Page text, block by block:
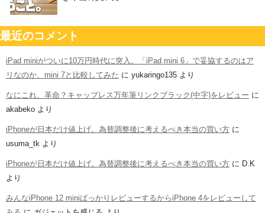
最近のコメント
iPad miniがついに10万円時代に突入。「iPad mini 6」で妥協するのはア
リなのか、mini 7と比較してみた に yukaringo135 より
なにこれ、革命？キャップレス万年筆リンクブラック(中字)をレビュー に
akabeko より
iPhoneが日本だけ値上げ。為替調整後に考えるべき本当の買い方 に
usuma_tk より
iPhoneが日本だけ値上げ。為替調整後に考えるべき本当の買い方 に D.K
より
みんなiPhone 12 miniばっかりレビューするからiPhone 4をレビューして